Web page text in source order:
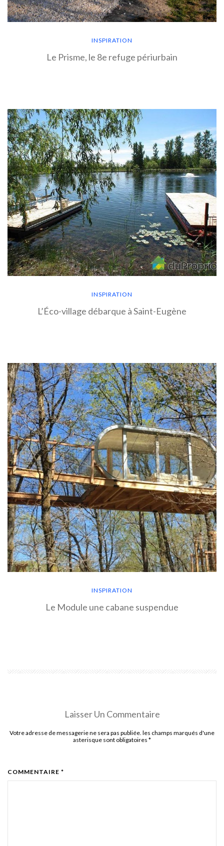
INSPIRATION
Le Prisme, le 8e refuge périurbain
INSPIRATION
L’Éco-village débarque à Saint-Eugène
INSPIRATION
Le Module une cabane suspendue
Laisser Un Commentaire
Votre adresse de messagerie ne sera pas publiée. les champs marqués d'une
asterisque sont obligatoires *
COMMENTAIRE *